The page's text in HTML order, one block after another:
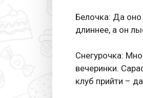
Белочка: Да
длиннее, а он
Снегурочка:
вечеринки.
клуб прийти –